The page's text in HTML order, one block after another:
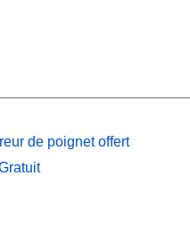
de poignet offert